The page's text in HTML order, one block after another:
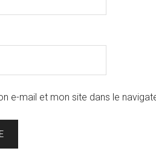
e-mail et mon site dans le